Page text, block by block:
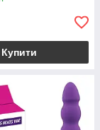
Купити